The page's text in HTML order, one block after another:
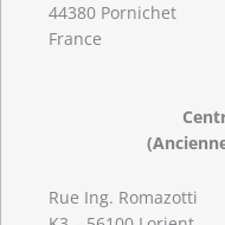
44380 Pornichet
France
Rue Ing. Romazotti